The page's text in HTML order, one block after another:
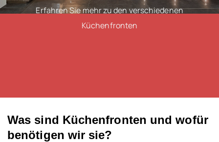
Erfahren Sie mehr zu den verschiedenen
Küchenfronten
Was sind Küchenfronten und wofür
benötigen wir sie?